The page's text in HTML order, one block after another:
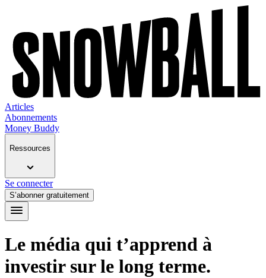
Articles
Abonnements
Money Buddy
Ressources
Se connecter
S’abonner gratuitement
Le média qui t’apprend à
investir sur le long terme.